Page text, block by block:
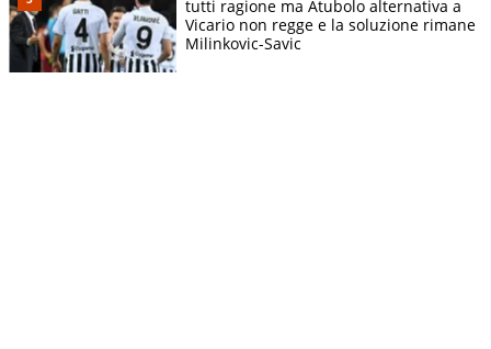
tutti ragione ma Atubolo alternativa a
Vicario non regge e la soluzione rimane
Milinkovic-Savic